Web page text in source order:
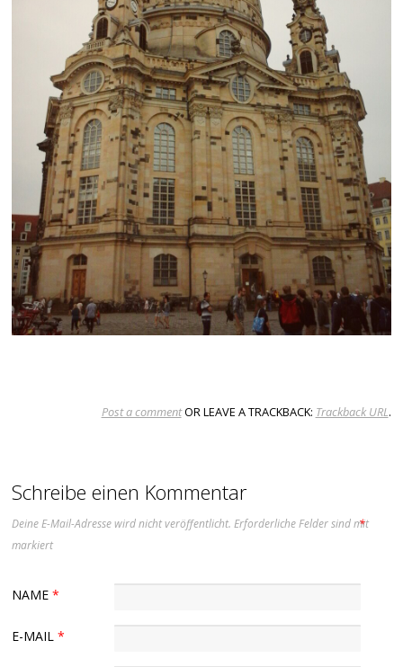
Post a commentOR LEAVE A TRACKBACK: Trackback URL.
Schreibe einen Kommentar
Deine E-Mail-Adresse wird nicht veröffentlicht. Erforderliche Felder sind mit
*
markiert
NAME*
E-MAIL*